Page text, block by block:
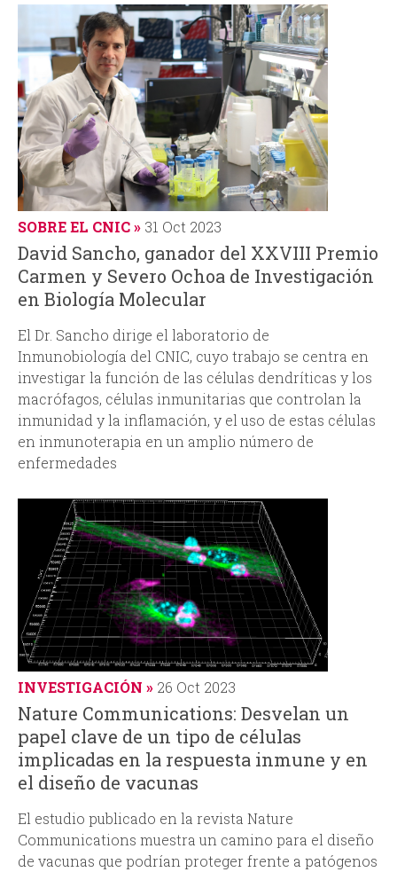
SOBRE EL CNIC 31 Oct 2023
David Sancho, ganador del XXVIII Premio
Carmen y Severo Ochoa de Investigación
en Biología Molecular
El Dr. Sancho dirige el laboratorio de
Inmunobiología del CNIC, cuyo trabajo se centra en
investigar la función de las células dendríticas y los
macrófagos, células inmunitarias que controlan la
inmunidad y la inflamación, y el uso de estas células
en inmunoterapia en un amplio número de
enfermedades
INVESTIGACIÓN 26 Oct 2023
Nature Communications: Desvelan un
papel clave de un tipo de células
implicadas en la respuesta inmune y en
el diseño de vacunas
El estudio publicado en la revista Nature
Communications muestra un camino para el diseño
de vacunas que podrían proteger frente a patógenos